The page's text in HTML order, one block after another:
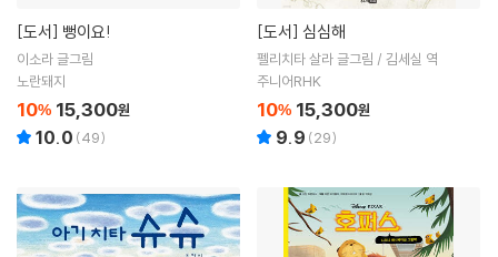
[도서] 뻥이요!
이소라 글그림
노란돼지
10% 15,300원
10.0 (49)
[도서] 심심해
펠리치타 살라 글그림 / 김세실 역
주니어RHK
10% 15,300원
9.9 (29)